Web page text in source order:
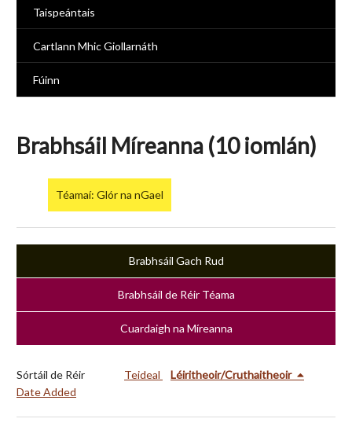
Taispeántais
Cartlann Mhic Giollarnáth
Fúinn
Brabhsáil Míreanna (10 iomlán)
Téamaí: Glór na nGael
Brabhsáil Gach Rud
Brabhsáil de Réir Téama
Cuardaigh na Míreanna
Sórtáil de Réir Teideal
Léiritheoir/Cruthaitheoir
Date Added